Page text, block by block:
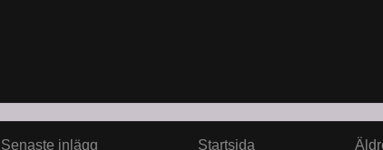
Senaste inlägg Startsida